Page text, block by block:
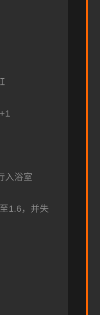
入浴室
1.6，并失